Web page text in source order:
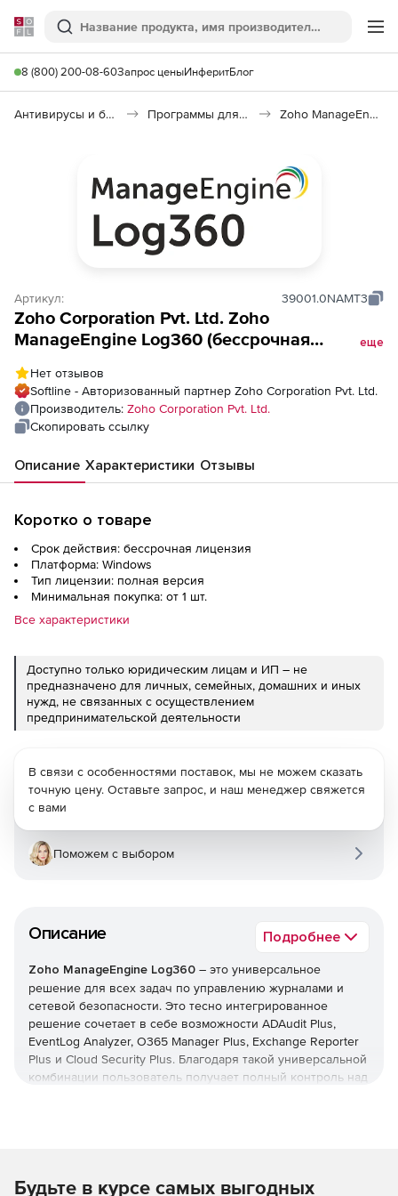
Softline
Поиск
8 (800) 200-08-60Запрос ценыИнферитБлог
Антивирусы и безопасность Программы для защиты информации Zoho ManageEngine Log360
Артикул: 39001.0NAMT3
Zoho Corporation Pvt. Ltd. Zoho
ManageEngine Log360 (бессрочная
Single Installation), fee for 3 Azure AD/M365
Tenant
еще
Нет отзывов
Softline - Авторизованный партнер Zoho Corporation Pvt. Ltd.
Производитель: Zoho Corporation Pvt. Ltd.
Скопировать ссылку
Описание Характеристики Отзывы
Коротко о товаре
Срок действия: бессрочная лицензия
Платформа: Windows
Тип лицензии: полная версия
Минимальная покупка: от 1 шт.
Все характеристики
Доступно только юридическим лицам и ИП – не
предназначено для личных, семейных, домашних и иных
нужд, не связанных с осуществлением
предпринимательской деятельности
Описание Подробнее
Zoho ManageEngine Log360 – это универсальное
решение для всех задач по управлению журналами и
сетевой безопасности. Это тесно интегрированное
решение сочетает в себе возможности ADAudit Plus,
EventLog Analyzer, O365 Manager Plus, Exchange Reporter
Plus и Cloud Security Plus. Благодаря такой универсальной
комбинации пользователь получает полный контроль над
В связи с особенностями поставок, мы не можем сказать
точную цену. Оставьте запрос, и наш менеджер свяжется
с вами
Поможем с выбором
Будьте в курсе самых выгодных